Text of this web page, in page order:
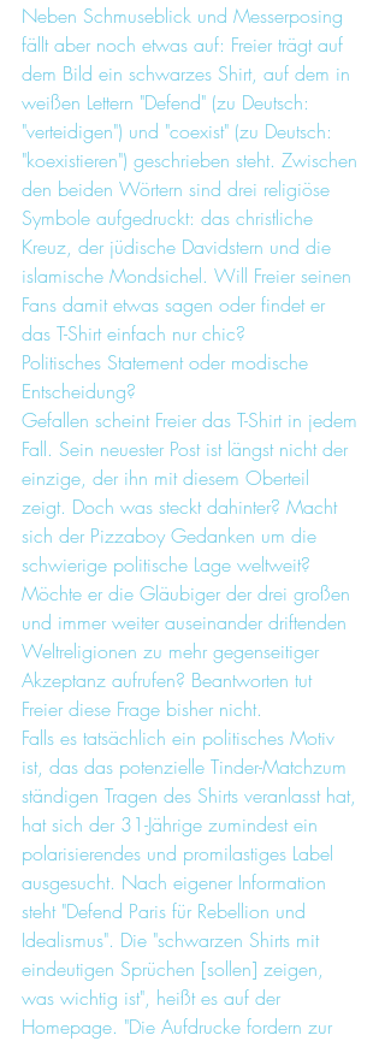
Neben Schmuseblick und Messerposing
fällt aber noch etwas auf: Freier trägt auf
dem Bild ein schwarzes Shirt, auf dem in
weißen Lettern "Defend" (zu Deutsch:
"verteidigen") und "coexist" (zu Deutsch:
"koexistieren") geschrieben steht. Zwischen
den beiden Wörtern sind drei religiöse
Symbole aufgedruckt: das christliche
Kreuz, der jüdische Davidstern und die
islamische Mondsichel. Will Freier seinen
Fans damit etwas sagen oder findet er
das T-Shirt einfach nur chic?
Politisches Statement oder modische
Entscheidung?
Gefallen scheint Freier das T-Shirt in jedem
Fall. Sein neuester Post ist längst nicht der
einzige, der ihn mit diesem Oberteil
zeigt. Doch was steckt dahinter? Macht
sich der Pizzaboy Gedanken um die
schwierige politische Lage weltweit?
Möchte er die Gläubiger der drei großen
und immer weiter auseinander driftenden
Weltreligionen zu mehr gegenseitiger
Akzeptanz aufrufen? Beantworten tut
Freier diese Frage bisher nicht.
Falls es tatsächlich ein politisches Motiv
ist, das das potenzielle Tinder-Matchzum
ständigen Tragen des Shirts veranlasst hat,
hat sich der 31-Jährige zumindest ein
polarisierendes und promilastiges Label
ausgesucht. Nach eigener Information
steht "Defend Paris für Rebellion und
Idealismus". Die "schwarzen Shirts mit
eindeutigen Sprüchen [sollen] zeigen,
was wichtig ist", heißt es auf der
Homepage. "Die Aufdrucke fordern zur